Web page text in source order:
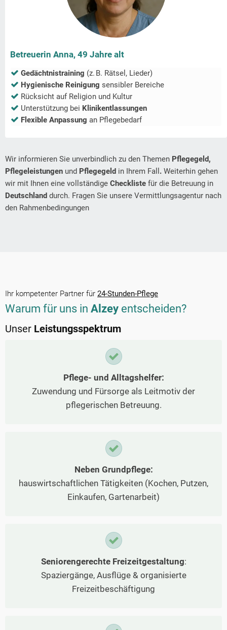
Betreuerin Anna, 49 Jahre alt
Gedächtnistraining (z. B. Rätsel, Lieder)
Hygienische Reinigung sensibler Bereiche
Rücksicht auf Religion und Kultur
Unterstützung bei Klinikentlassungen
Flexible Anpassung an Pflegebedarf
Wir informieren Sie unverbindlich zu den Themen Pflegegeld,
Pflegeleistungen und Pflegegeld in Ihrem Fall . Weiterhin gehen
wir mit Ihnen eine vollständige Checkliste für die Betreuung in
Deutschland durch. Fragen Sie unsere Vermittlungsagentur nach
den Rahmenbedingungen
Ihr kompetenter Partner für 24-Stunden-Pflege
Warum für uns in Alzey entscheiden?
Unser Leistungsspektrum
Pflege- und Alltagshelfer:
Zuwendung und Fürsorge als Leitmotiv der
pflegerischen Betreuung.
Neben Grundpflege:
hauswirtschaftlichen Tätigkeiten (Kochen, Putzen,
Einkaufen, Gartenarbeit)
Seniorengerechte Freizeitgestaltung:
Spaziergänge, Ausflüge & organisierte
Freizeitbeschäftigung